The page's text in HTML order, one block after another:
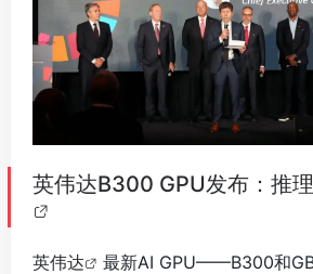
英伟达B300 GPU发布：推
英伟达
最新AI GPU——B300和